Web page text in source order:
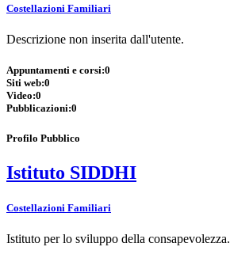
Costellazioni Familiari
Descrizione non inserita dall'utente.
Appuntamenti e corsi:0
Siti web:0
Video:0
Pubblicazioni:0
Profilo Pubblico
Istituto SIDDHI
Costellazioni Familiari
Istituto per lo sviluppo della consapevolezza.